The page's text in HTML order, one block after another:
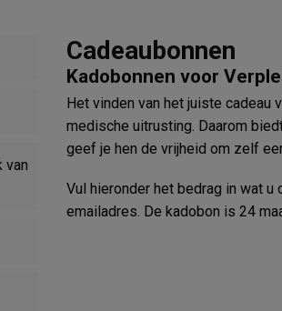
van
Cadeaubonnen
Kadobonnen voor
Het vinden van het juiste cadeau
medische uitrusting. Daarom
geef je hen de vrijheid om zelf
Vul hieronder het bedrag in wat
emailadres. De kadobon is 24